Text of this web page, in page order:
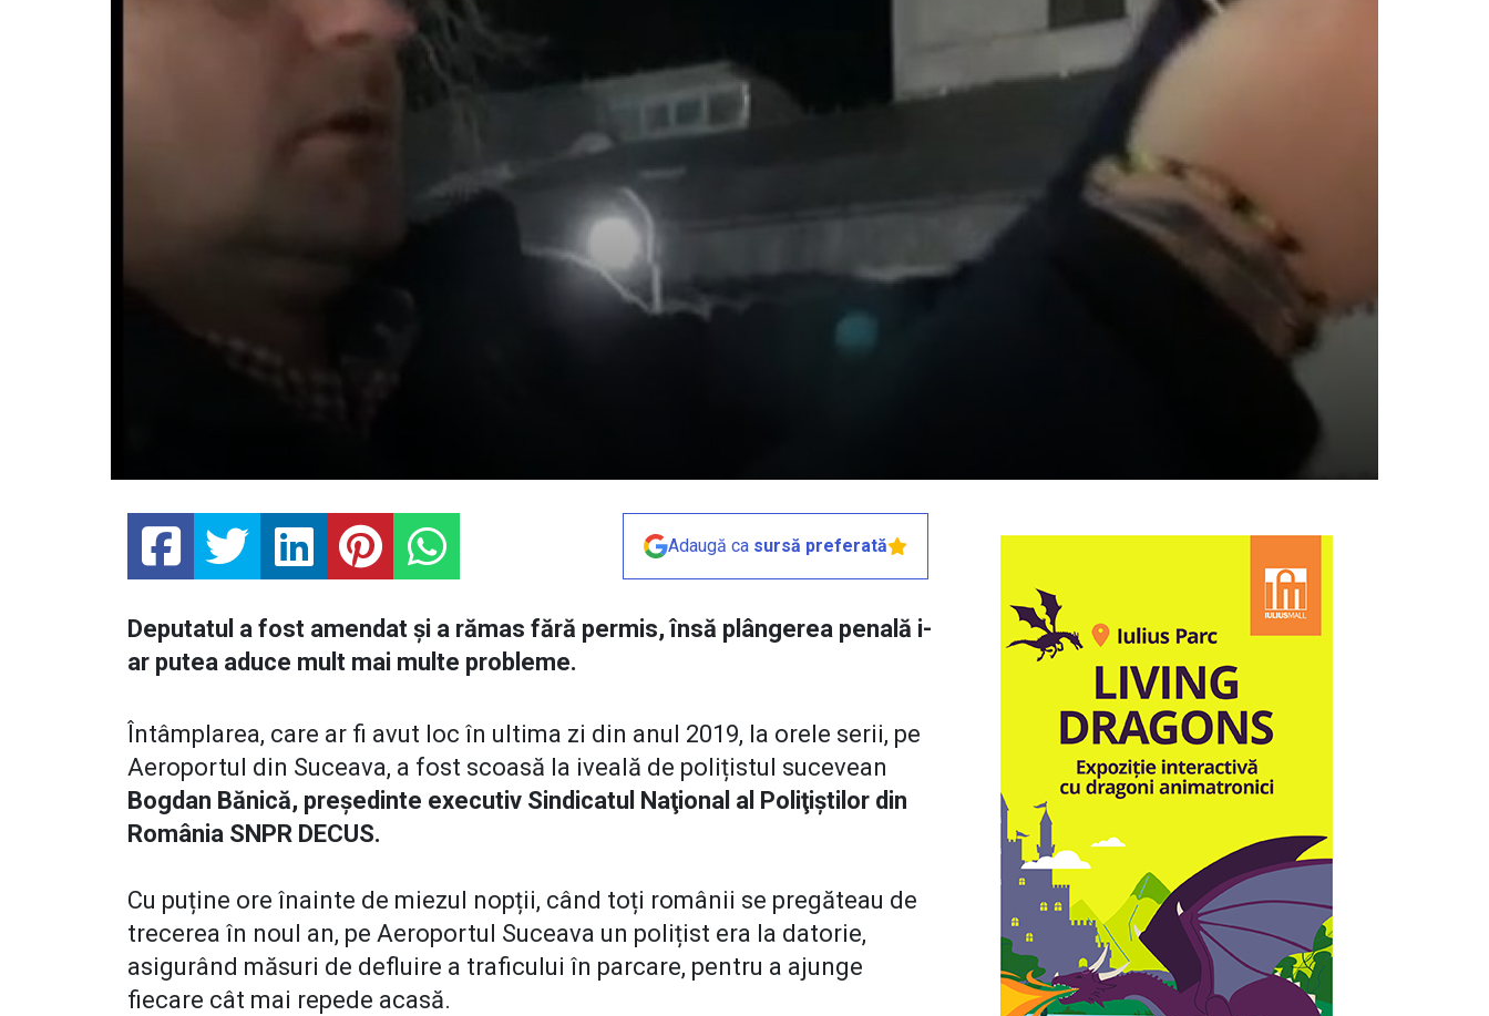
Adaugă ca sursă preferată
Deputatul a fost amendat și a rămas fără permis, însă plângerea penală i-
ar putea aduce mult mai multe probleme.
Întâmplarea, care ar fi avut loc în ultima zi din anul 2019, la orele serii, pe
Aeroportul din Suceava, a fost scoasă la iveală de polițistul sucevean
Bogdan Bănică, preşedinte executiv Sindicatul Naţional al Poliţiştilor din
România SNPR DECUS.
Cu puține ore înainte de miezul nopții, când toți românii se pregăteau de
trecerea în noul an, pe Aeroportul Suceava un polițist era la datorie,
asigurând măsuri de defluire a traficului în parcare, pentru a ajunge
fiecare cât mai repede acasă.